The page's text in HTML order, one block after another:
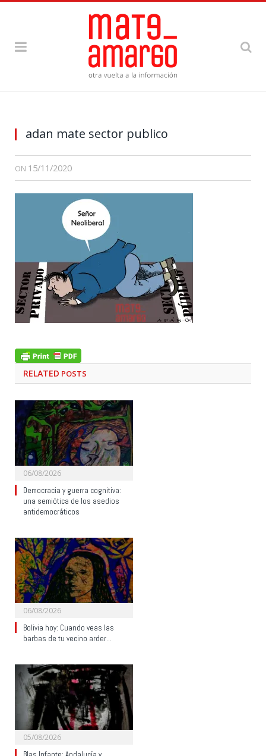
adan mate sector publico
ON 15/11/2020
RELATED POSTS
06/08/2026
Democracia y guerra cognitiva:
una semiótica de los asedios
antidemocráticos
06/08/2026
Bolivia hoy: Cuando veas las
barbas de tu vecino arder…
05/08/2026